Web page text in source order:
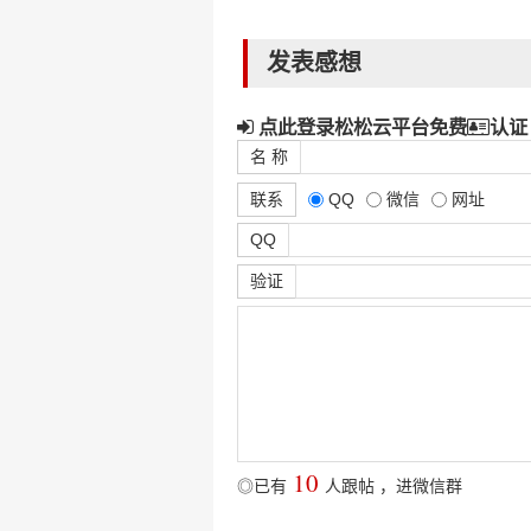
发表感想
点此登录松松云平台免费 认证
名 称
联系 QQ 微信 网址
QQ
验证
◎已有 10 人跟帖 ， 进微信群